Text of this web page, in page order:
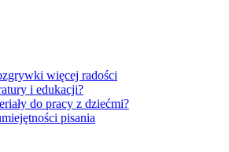
więcej radości
i edukacji?
do pracy z dziećmi?
pisania